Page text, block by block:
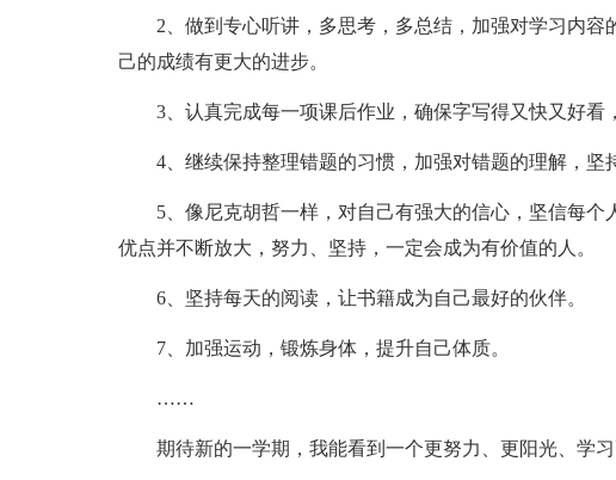
2、做到专心听讲，多思考，多总结，加强对学习内容
己的成绩有更大的进步。
3、认真完成每一项课后作业，确保字写得又快又好看
4、继续保持整理错题的习惯，加强对错题的理解，坚
5、像尼克胡哲一样，对自己有强大的信心，坚信每个
优点并不断放大，努力、坚持，一定会成为有价值的人。
6、坚持每天的阅读，让书籍成为自己最好的伙伴。
7、加强运动，锻炼身体，提升自己体质。
……
期待新的一学期，我能看到一个更努力、更阳光、学习